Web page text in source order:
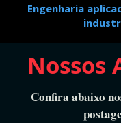
Engenharia
Nossos
Confira abaixo